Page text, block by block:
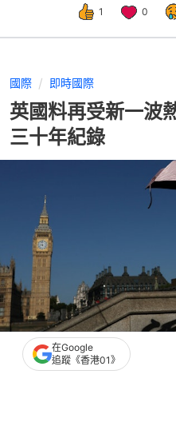
1 0
國際 即時國際
英國料再受新一
三十年紀錄
撰文：張子傑
在Google
追蹤《香港01》